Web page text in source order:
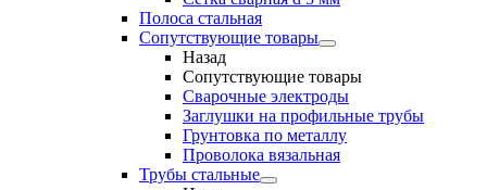
Полоса стальная
Сопутствующие товары
Назад
Сопутствующие товары
Сварочные электроды
Заглушки на профильные трубы
Грунтовка по металлу
Проволока вязальная
Трубы стальные